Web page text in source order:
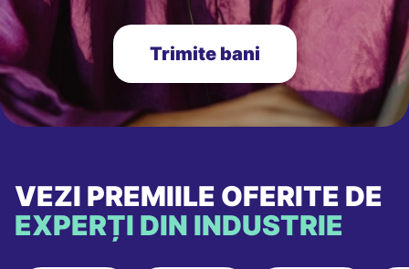
Trimite bani
VEZI PREMIILE OFERITE DE
EXPERȚI DIN INDUSTRIE